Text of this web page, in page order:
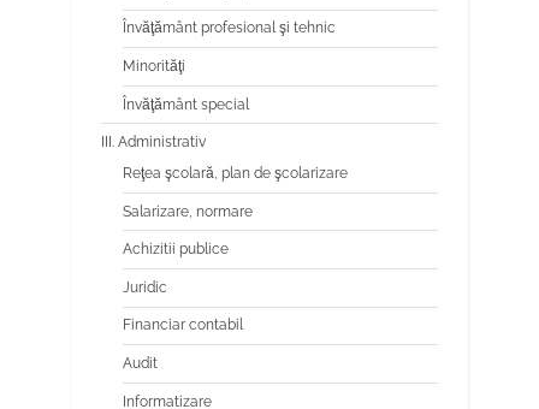
Învăţământ profesional şi tehnic
Minorităţi
Învăţământ special
III. Administrativ
Reţea şcolară, plan de şcolarizare
Salarizare, normare
Achizitii publice
Juridic
Financiar contabil
Audit
Informatizare